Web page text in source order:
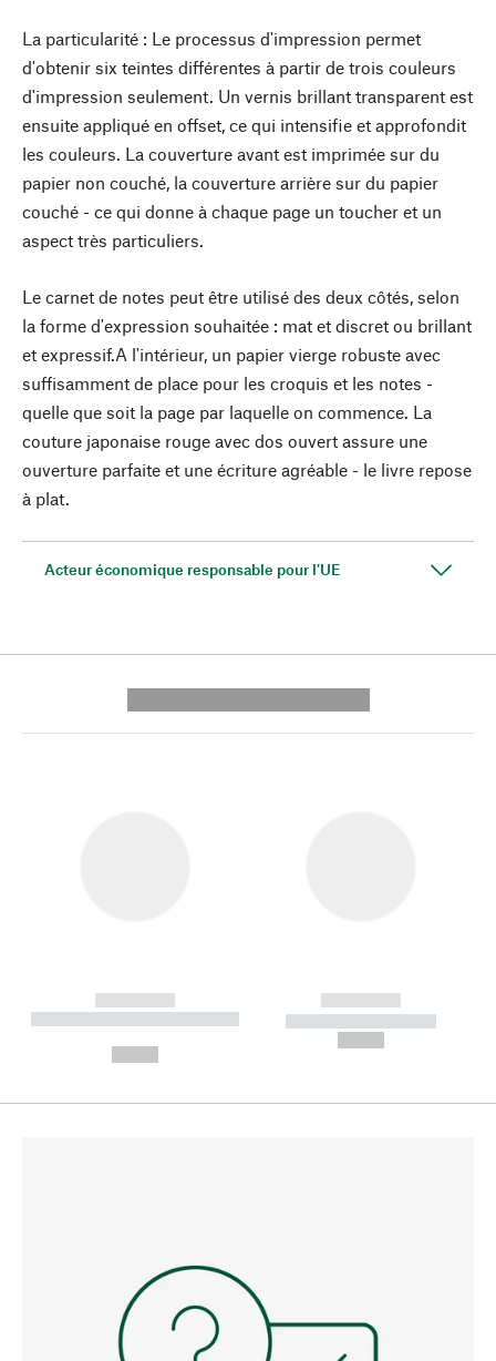
La particularité : Le processus d'impression permet
d'obtenir six teintes différentes à partir de trois couleurs
d'impression seulement. Un vernis brillant transparent est
ensuite appliqué en offset, ce qui intensifie et approfondit
les couleurs. La couverture avant est imprimée sur du
papier non couché, la couverture arrière sur du papier
couché - ce qui donne à chaque page un toucher et un
aspect très particuliers.
Le carnet de notes peut être utilisé des deux côtés, selon
la forme d'expression souhaitée : mat et discret ou brillant
et expressif.A l'intérieur, un papier vierge robuste avec
suffisamment de place pour les croquis et les notes -
quelle que soit la page par laquelle on commence. La
couture japonaise rouge avec dos ouvert assure une
ouverture parfaite et une écriture agréable - le livre repose
à plat.
Acteur économique responsable pour l'UE
------------
----------- ----------- --------
------------
----------- -----------